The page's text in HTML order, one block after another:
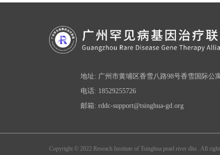
与美国等发达国家或地区仍有较大差距
情制定出适用于我国的罕见病认定机制
参考资料：详见《中国新药杂志》
地址: 广州市黄埔区香雪八路98号香雪国际公
电话: 18529255726
邮箱: rddc-support@tsinghua-gd.org
Copyright © 2022 Reseach Institute of Tsinghua pearl river dlta . All